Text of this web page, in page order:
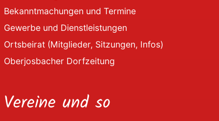
Bekanntmachungen und Termine
Gewerbe und Dienstleistungen
Ortsbeirat (Mitglieder, Sitzungen, Infos)
Oberjosbacher Dorfzeitung
Vereine und so